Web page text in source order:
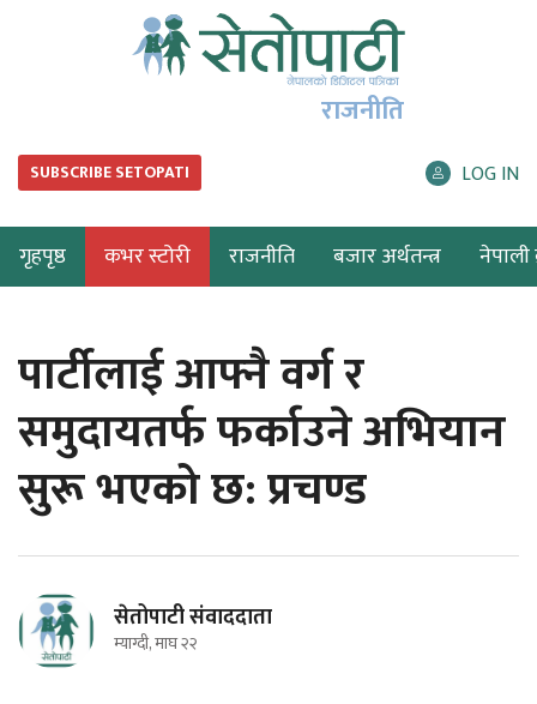
राजनीति
SUBSCRIBE SETOPATI LOG IN
गृहपृष्ठ कभर स्टोरी राजनीति बजार अर्थतन्त्र नेपाली
पार्टीलाई आफ्नै वर्ग र
समुदायतर्फ फर्काउने अभियान
सुरू भएको छ: प्रचण्ड
सेतोपाटी संवाददाता
म्याग्दी, माघ २२